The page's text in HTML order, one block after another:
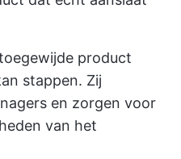
product
stappen. Zij
en zorgen voor
van het